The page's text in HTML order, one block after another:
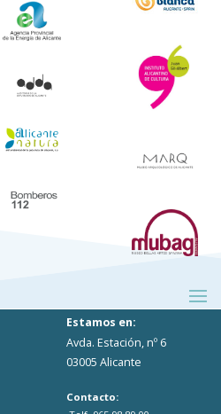
Estamos en:
Avda. Estación, nº 6
03005 Alicante
Contacto: